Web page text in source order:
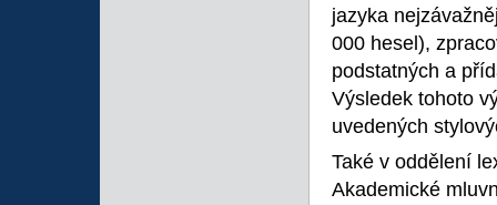
jazyka
000 hesel),
podstatných a
Výsledek tohoto
uvedených
Také v oddělení
Akademické